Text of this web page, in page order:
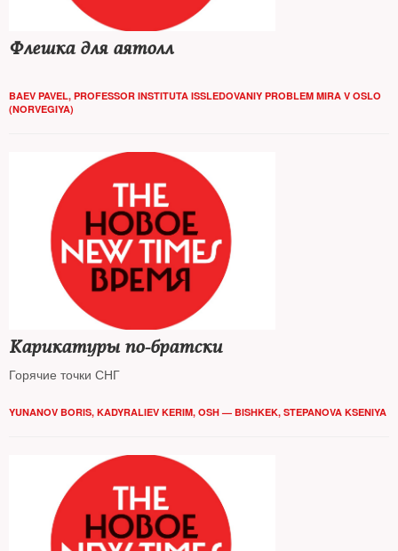
Флешка для аятолл
BAEV PAVEL, PROFESSOR INSTITUTA ISSLEDOVANIY PROBLEM MIRA V OSLO
(NORVEGIYA)
Карикатуры по-братски
Горячие точки СНГ
YUNANOV BORIS, KADYRALIEV KERIM, OSH — BISHKEK, STEPANOVA KSENIYA